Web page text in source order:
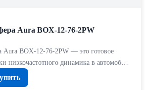
Aura BOX-12-76-2PW
Aura BOX-12-76-2PW — это готовое
низкочастотного динамика в автомоб…